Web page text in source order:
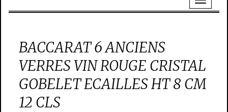
BACCARAT 6 ANCIENS
VERRES VIN ROUGE CRISTAL
GOBELET ECAILLES HT 8 CM
12 CLS